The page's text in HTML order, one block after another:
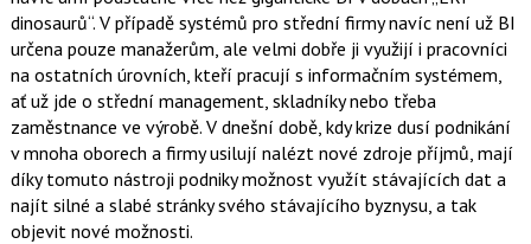
o
k
dinosaurů“. V případě systémů pro střední firmy navíc není už BI
určena pouze manažerům, ale velmi dobře ji využijí i pracovníci
na ostatních úrovních, kteří pracují s informačním systémem,
ať už jde o střední management, skladníky nebo třeba
zaměstnance ve výrobě. V dnešní době, kdy krize dusí podnikání
v mnoha oborech a firmy usilují nalézt nové zdroje příjmů, mají
díky tomuto nástroji podniky možnost využít stávajících dat a
najít silné a slabé stránky svého stávajícího byznysu, a tak
objevit nové možnosti.